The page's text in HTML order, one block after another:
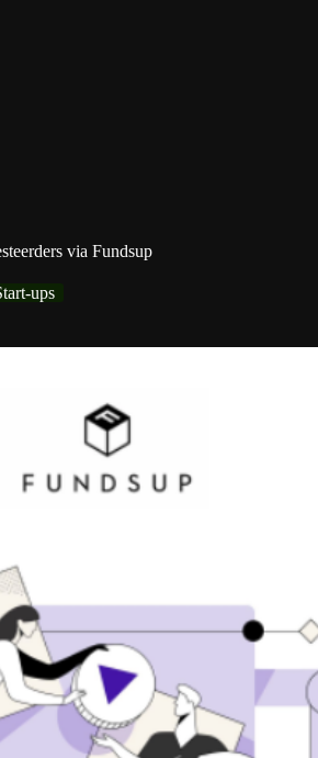
via Fundsup
ups